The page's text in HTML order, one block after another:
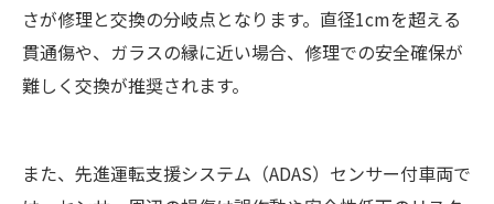
さが修理と交換の分岐点となります。直径1cmを超える
貫通傷や、ガラスの縁に近い場合、修理での安全確保が
難しく交換が推奨されます。
また、先進運転支援システム（ADAS）センサー付車両で